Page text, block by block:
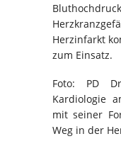
Herzinfarkt
zum Einsatz.
Foto: PD
Kardiologie
mit seiner
Weg in der